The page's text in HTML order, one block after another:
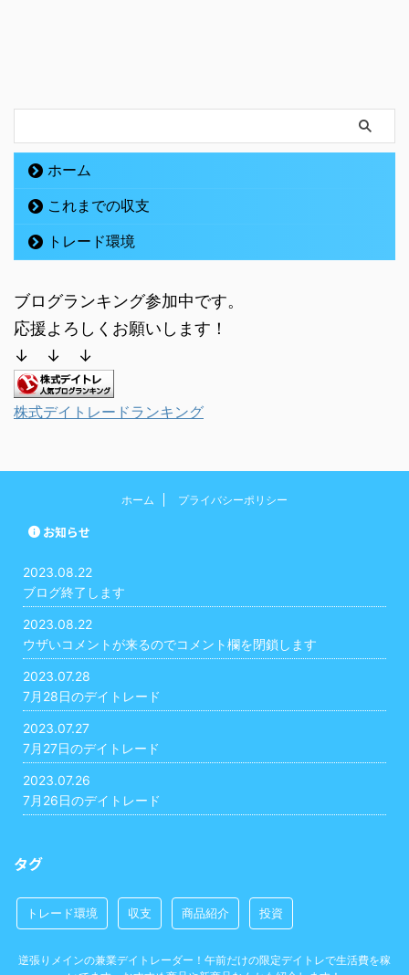
ホーム
これまでの収支
トレード環境
ブログランキング参加中です。
応援よろしくお願いします！
↓ ↓ ↓
株式デイトレードランキング
ホーム プライバシーポリシー
お知らせ
2023.08.22
ブログ終了します
2023.08.22
ウザいコメントが来るのでコメント欄を閉鎖します
2023.07.28
7月28日のデイトレード
2023.07.27
7月27日のデイトレード
2023.07.26
7月26日のデイトレード
タグ
トレード環境 収支 商品紹介 投資
逆張りメインの兼業デイトレーダー！午前だけの限定デイトレで生活費を稼